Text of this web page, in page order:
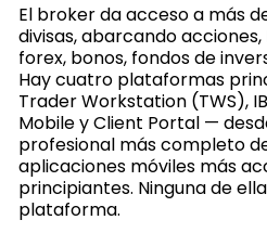
El broker da acceso a más
divisas, abarcando acciones,
forex, bonos, fondos de
Hay cuatro plataformas
Trader Workstation (TWS),
Mobile y Client Portal —
profesional más completo
aplicaciones móviles más
principiantes. Ninguna de
plataforma.